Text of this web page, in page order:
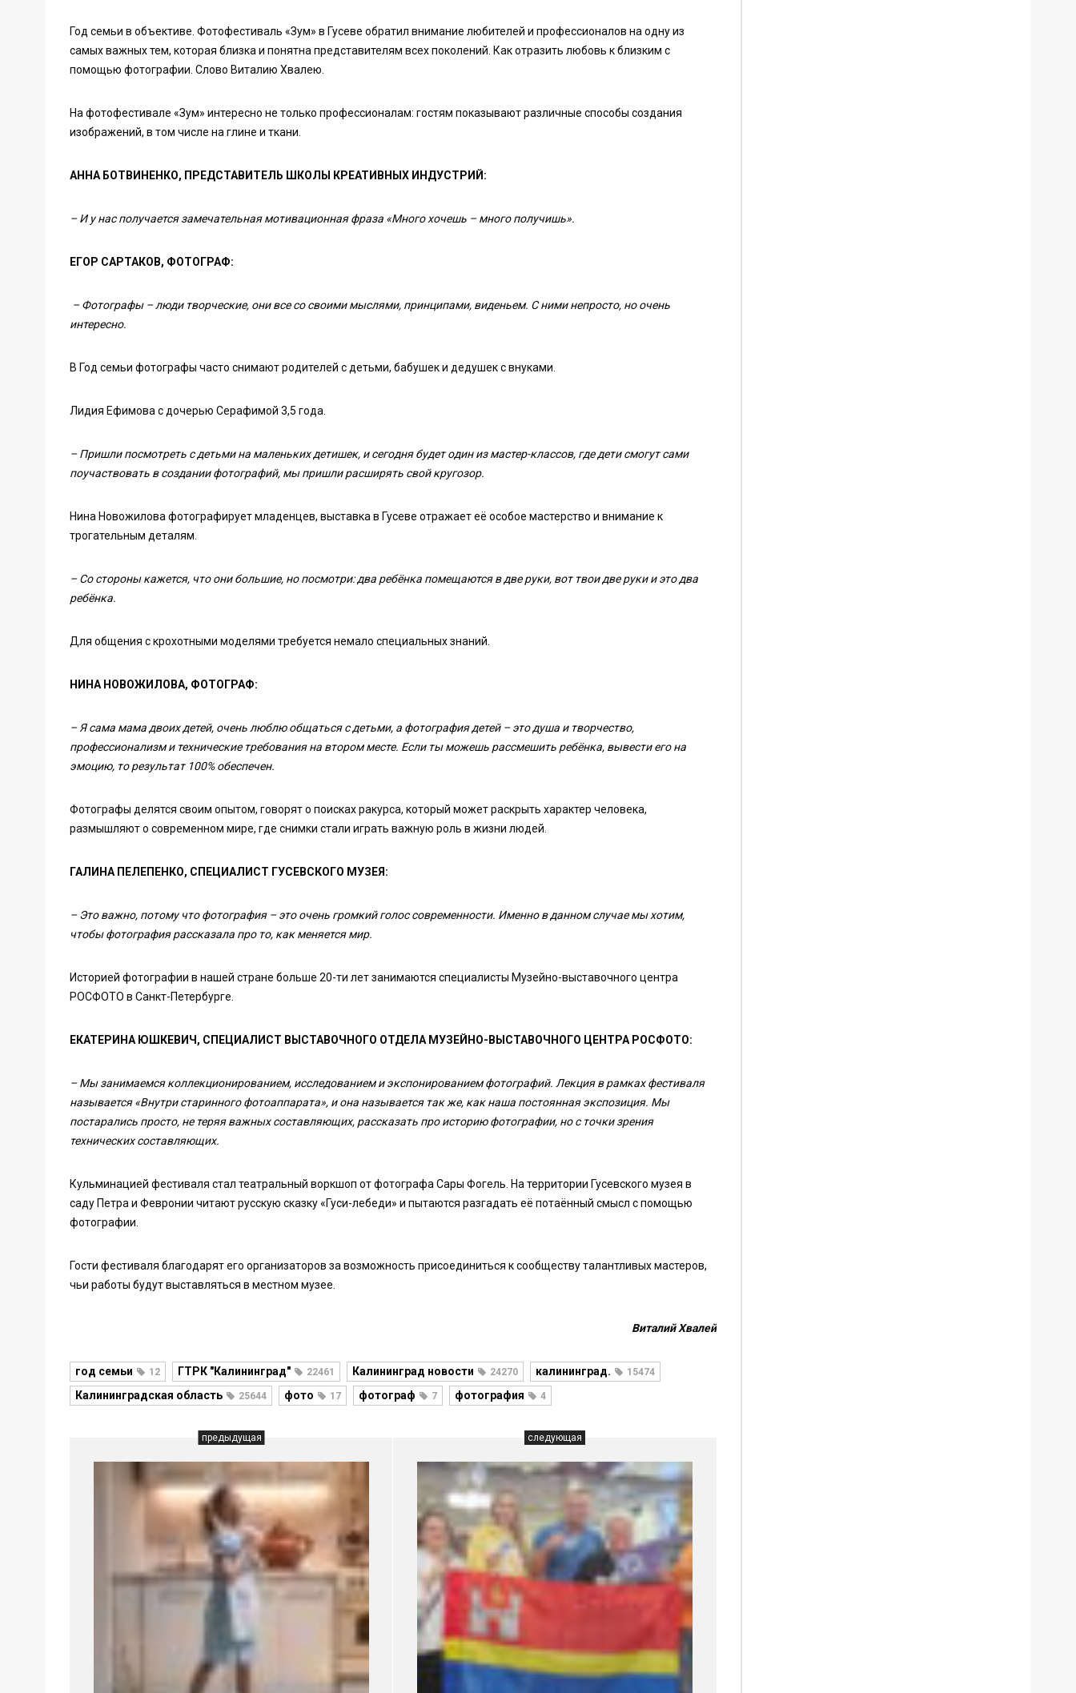
Год семьи в объективе. Фотофестиваль «Зум» в Гусеве обратил внимание любителей и профессионалов на одну из
самых важных тем, которая близка и понятна представителям всех поколений. Как отразить любовь к близким с
помощью фотографии. Слово Виталию Хвалею.
На фотофестивале «Зум» интересно не только профессионалам: гостям показывают различные способы создания
изображений, в том числе на глине и ткани.
АННА БОТВИНЕНКО, ПРЕДСТАВИТЕЛЬ ШКОЛЫ КРЕАТИВНЫХ ИНДУСТРИЙ:
– И у нас получается замечательная мотивационная фраза «Много хочешь – много получишь».
ЕГОР САРТАКОВ, ФОТОГРАФ:
– Фотографы – люди творческие, они все со своими мыслями, принципами, виденьем. С ними непросто, но очень
интересно.
В Год семьи фотографы часто снимают родителей с детьми, бабушек и дедушек с внуками.
Лидия Ефимова с дочерью Серафимой 3,5 года.
– Пришли посмотреть с детьми на маленьких детишек, и сегодня будет один из мастер-классов, где дети смогут сами
поучаствовать в создании фотографий, мы пришли расширять свой кругозор.
Нина Новожилова фотографирует младенцев, выставка в Гусеве отражает её особое мастерство и внимание к
трогательным деталям.
– Со стороны кажется, что они большие, но посмотри: два ребёнка помещаются в две руки, вот твои две руки и это два
ребёнка.
Для общения с крохотными моделями требуется немало специальных знаний.
НИНА НОВОЖИЛОВА, ФОТОГРАФ:
– Я сама мама двоих детей, очень люблю общаться с детьми, а фотография детей – это душа и творчество,
профессионализм и технические требования на втором месте. Если ты можешь рассмешить ребёнка, вывести его на
эмоцию, то результат 100% обеспечен.
Фотографы делятся своим опытом, говорят о поисках ракурса, который может раскрыть характер человека,
размышляют о современном мире, где снимки стали играть важную роль в жизни людей.
ГАЛИНА ПЕЛЕПЕНКО, СПЕЦИАЛИСТ ГУСЕВСКОГО МУЗЕЯ:
– Это важно, потому что фотография – это очень громкий голос современности. Именно в данном случае мы хотим,
чтобы фотография рассказала про то, как меняется мир.
Историей фотографии в нашей стране больше 20-ти лет занимаются специалисты Музейно-выставочного центра
РОСФОТО в Санкт-Петербурге.
ЕКАТЕРИНА ЮШКЕВИЧ, СПЕЦИАЛИСТ ВЫСТАВОЧНОГО ОТДЕЛА МУЗЕЙНО-ВЫСТАВОЧНОГО ЦЕНТРА РОСФОТО:
– Мы занимаемся коллекционированием, исследованием и экспонированием фотографий. Лекция в рамках фестиваля
называется «Внутри старинного фотоаппарата», и она называется так же, как наша постоянная экспозиция. Мы
постарались просто, не теряя важных составляющих, рассказать про историю фотографии, но с точки зрения
технических составляющих.
Кульминацией фестиваля стал театральный воркшоп от фотографа Сары Фогель. На территории Гусевского музея в
саду Петра и Февронии читают русскую сказку «Гуси-лебеди» и пытаются разгадать её потаённый смысл с помощью
фотографии.
Гости фестиваля благодарят его организаторов за возможность присоединиться к сообществу талантливых мастеров,
чьи работы будут выставляться в местном музее.
Виталий Хвалей
год семьи 12 ГТРК "Калининград" 22461 Калининград новости 24270 калининград. 15474
Калининградская область 25644 фото 17 фотограф 7 фотография 4
предыдущая следующая